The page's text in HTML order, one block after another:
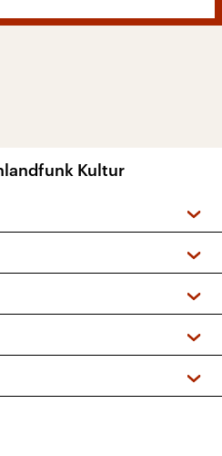
Kultur
DAB+)